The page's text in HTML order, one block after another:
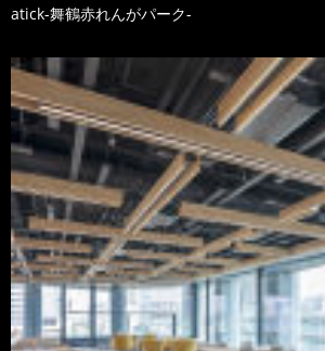
atick-舞鶴赤れんがパーク-